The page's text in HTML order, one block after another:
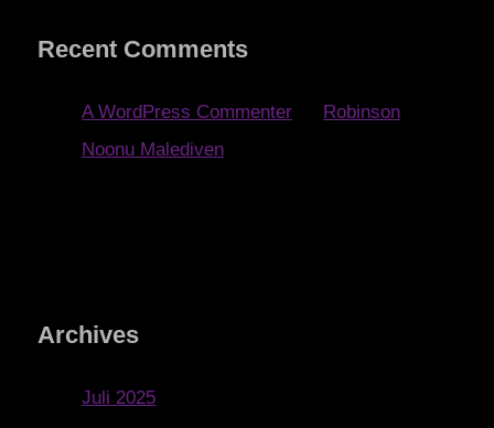
Recent Comments
A WordPress Commenter
Robinson
Noonu Malediven
Archives
Juli 2025